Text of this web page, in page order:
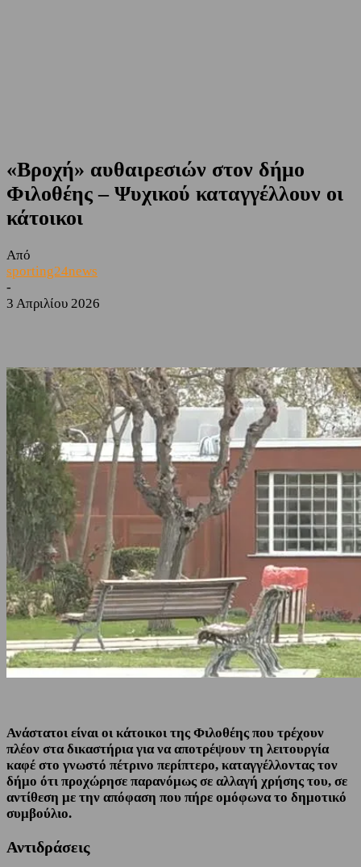
«Βροχή» αυθαιρεσιών στον δήμο
Φιλοθέης – Ψυχικού καταγγέλλουν οι
κάτοικοι
Από
sporting24news
-
3 Απριλίου 2026
Ανάστατοι είναι οι κάτοικοι της Φιλοθέης που τρέχουν
πλέον στα δικαστήρια για να αποτρέψουν τη λειτουργία
καφέ στο γνωστό πέτρινο περίπτερο, καταγγέλλοντας τον
δήμο ότι προχώρησε παρανόμως σε αλλαγή χρήσης του, σε
αντίθεση με την απόφαση που πήρε ομόφωνα το δημοτικό
συμβούλιο.
Αντιδράσεις